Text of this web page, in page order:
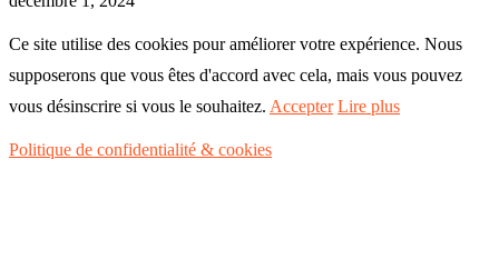
Ce site utilise des cookies pour améliorer votre expérience. Nous
supposerons que vous êtes d'accord avec cela, mais vous pouvez
vous désinscrire si vous le souhaitez. Accepter Lire plus
Politique de confidentialité & cookies